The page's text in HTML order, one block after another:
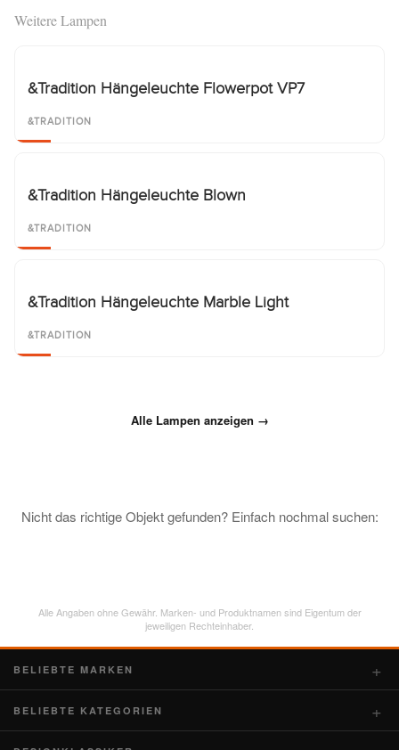
Weitere Lampen
&Tradition Hängeleuchte Flowerpot VP7
&TRADITION
&Tradition Hängeleuchte Blown
&TRADITION
&Tradition Hängeleuchte Marble Light
&TRADITION
Alle Lampen anzeigen →
Nicht das richtige Objekt gefunden? Einfach nochmal suchen:
Alle Angaben ohne Gewähr. Marken- und Produktnamen sind Eigentum der
jeweiligen Rechteinhaber.
BELIEBTE MARKEN
BELIEBTE KATEGORIEN